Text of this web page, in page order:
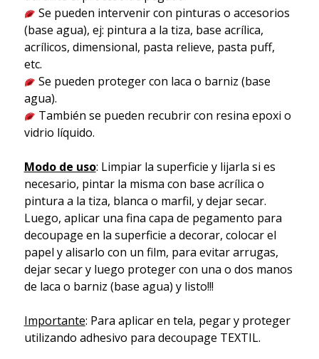
Se pueden intervenir con pinturas o accesorios
(base agua), ej: pintura a la tiza, base acrílica,
acrílicos, dimensional, pasta relieve, pasta puff,
etc.
Se pueden proteger con laca o barniz (base
agua).
También se pueden recubrir con resina epoxi o
vidrio líquido.
Modo de uso: Limpiar la superficie y lijarla si es
necesario, pintar la misma con base acrílica o
pintura a la tiza, blanca o marfil, y dejar secar.
Luego, aplicar una fina capa de pegamento para
decoupage en la superficie a decorar, colocar el
papel y alisarlo con un film, para evitar arrugas,
dejar secar y luego proteger con una o dos manos
de laca o barniz (base agua) y listo!!!
Importante: Para aplicar en tela, pegar y proteger
utilizando adhesivo para decoupage TEXTIL.